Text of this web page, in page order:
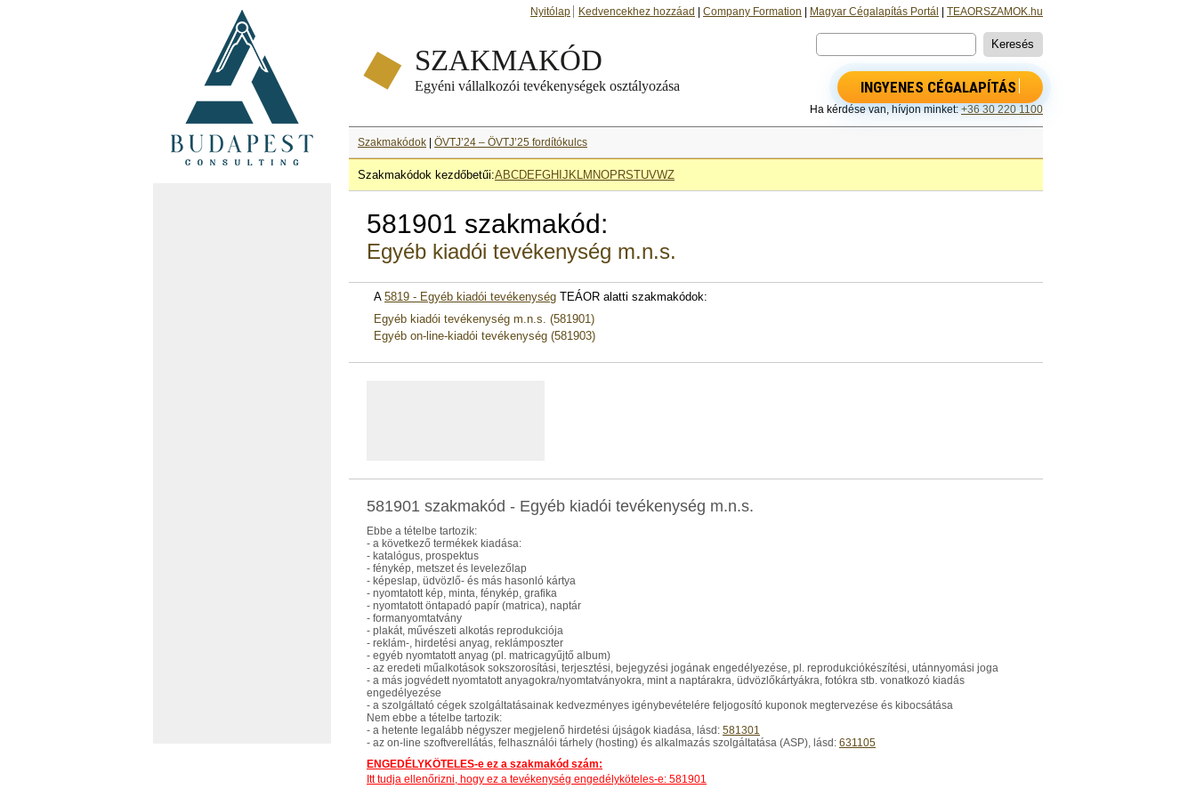
Nyitólap Kedvencekhez hozzáad Company Formation Magyar Cégalapítás Portál TEAORSZAMOK.hu
INGYENES CÉGALAPÍTÁS
Ha kérdése van, hívjon minket: +36 30 220 1100
Szakmakódok ÖVTJ’24 – ÖVTJ’25 fordítókulcs
Szakmakódok kezdőbetűi:ABCDE FGH J KLM NOP RSTUVWZ
581901 szakmakód:
Egyéb kiadói tevékenység m.n.s.
A 5819 - Egyéb kiadói tevékenység TEÁOR alatti szakmakódok:
Egyéb kiadói tevékenység m.n.s. (581901)
Egyéb on-line-kiadói tevékenység (581903)
581901 szakmakód - Egyéb kiadói tevékenység m.n.s.
Ebbe a tételbe tartozik:
- a következő termékek kiadása:
- katalógus, prospektus
- fénykép, metszet és levelezőlap
- képeslap, üdvözlő- és más hasonló kártya
- nyomtatott kép, minta, fénykép, grafika
- nyomtatott öntapadó papír (matrica), naptár
- formanyomtatvány
- plakát, művészeti alkotás reprodukciója
- reklám-, hirdetési anyag, reklámposzter
- egyéb nyomtatott anyag (pl. matricagyűjtő album)
- az eredeti műalkotások sokszorosítási, terjesztési, bejegyzési jogának engedélyezése, pl. reprodukciókészítési, utánnyomási joga
- a más jogvédett nyomtatott anyagokra/nyomtatványokra, mint a naptárakra, üdvözlőkártyákra, fotókra stb. vonatkozó kiadás
engedélyezése
- a szolgáltató cégek szolgáltatásainak kedvezményes igénybevételére feljogosító kuponok megtervezése és kibocsátása
Nem ebbe a tételbe tartozik:
- a hetente legalább négyszer megjelenő hirdetési újságok kiadása, lásd: 581301
- az on-line szoftverellátás, felhasználói tárhely (hosting) és alkalmazás szolgáltatása (ASP), lásd: 631105
ENGEDÉLYKÖTELES-e ez a szakmakód szám:
Itt tudja ellenőrizni, hogy ez a tevékenység engedélyköteles-e: 581901